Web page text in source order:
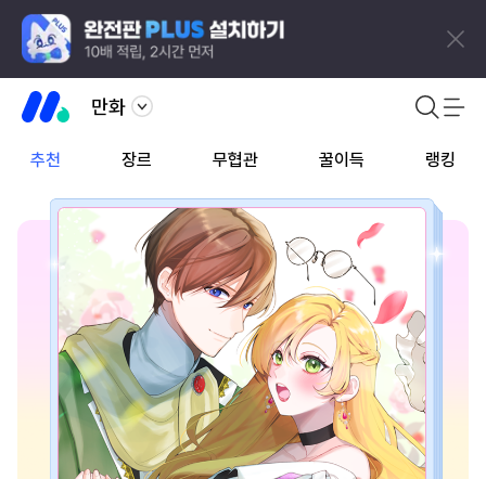
만화
추천 장르 무협관 꿀이득 랭킹